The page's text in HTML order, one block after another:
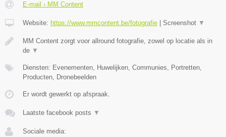
E-mail › MM Content
Website: https://www.mmcontent.be/fotografie Screenshot ▼
MM Content zorgt voor allround fotografie, zowel op locatie als in
de ▼
Diensten: Evenementen, Huwelijken, Communies, Portretten,
Producten, Dronebeelden
Er wordt gewerkt op afspraak.
Laatste facebook posts ▼
Sociale media: